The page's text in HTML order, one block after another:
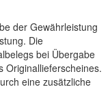
der Gewährleistung
Die
bei Übergabe
Originallieferscheines.
eine zusätzliche